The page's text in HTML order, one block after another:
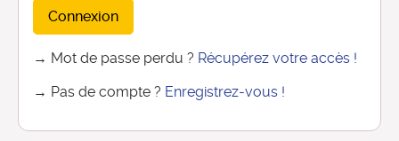
Connexion
→ Mot de passe perdu ? Récupérez votre accès !
→ Pas de compte ? Enregistrez-vous !